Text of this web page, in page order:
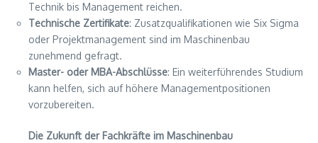
Technik bis Management reichen.
Technische Zertifikate: Zusatzqualifikationen wie Six Sigma
oder Projektmanagement sind im Maschinenbau
zunehmend gefragt.
Master- oder MBA-Abschlüsse: Ein weiterführendes Studium
kann helfen, sich auf höhere Managementpositionen
vorzubereiten.
Die Zukunft der Fachkräfte im Maschinenbau